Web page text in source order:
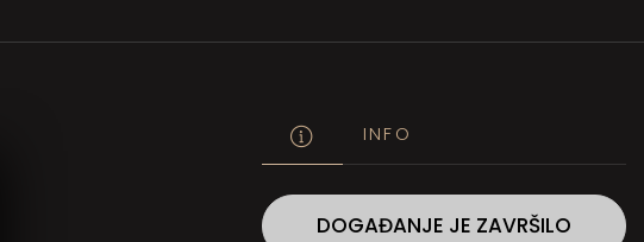
INFO
DOGAĐANJE JE ZAVRŠILO